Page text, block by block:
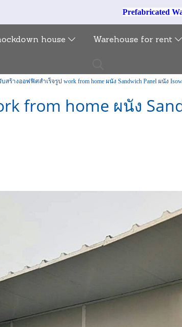
Prefabricated
house Warehouse for rent
บสร้างออฟฟิศสำเร็จรูป work from home ผนัง Sandwich Panel ผนัง
from home ผนัง